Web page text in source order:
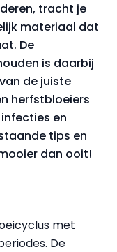
tracht je
materiaal dat
De
is daarbij
de juiste
herfstbloeiers
en
tips en
dan ooit!
met
De